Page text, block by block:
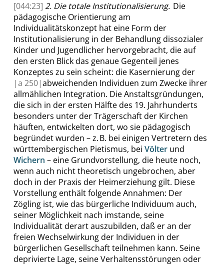
[044:23] 2. Die totale Institutionalisierung. Die
pädagogische Orientierung am
Individualitätskonzept hat eine Form der
Institutionalisierung in der Behandlung dissozialer
Kinder und Jugendlicher hervorgebracht, die auf
den ersten Blick das genaue Gegenteil jenes
Konzeptes zu sein scheint: die Kasernierung der
|a 250|abweichenden Individuen zum Zwecke ihrer
allmählichen Integration. Die Anstaltsgründungen,
die sich in der ersten Hälfte des 19. Jahrhunderts
besonders unter der Trägerschaft der Kirchen
häuften, entwickelten dort, wo sie pädagogisch
begründet wurden – z. B. bei einigen Vertretern des
württembergischen Pietismus, bei Völter und
Wichern – eine Grundvorstellung, die heute noch,
wenn auch nicht theoretisch ungebrochen, aber
doch in der Praxis der Heimerziehung gilt. Diese
Vorstellung enthält folgende Annahmen: Der
Zögling ist, wie das bürgerliche Individuum auch,
seiner Möglichkeit nach imstande, seine
Individualität derart auszubilden, daß er an der
freien Wechselwirkung der Individuen in der
bürgerlichen Gesellschaft teilnehmen kann. Seine
deprivierte Lage, seine Verhaltensstörungen oder